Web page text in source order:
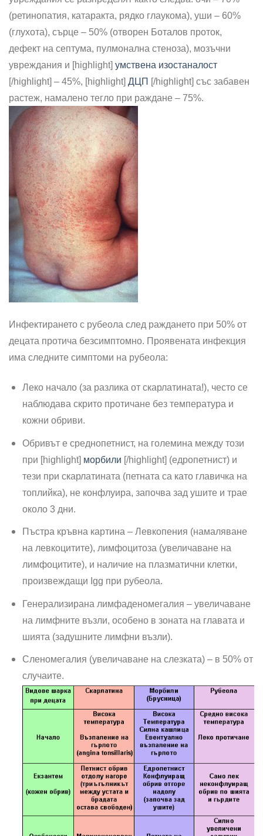
(ретинопатия, катаракта, рядко глаукома), уши – 60%
(глухота), сърце – 50% (отворен Боталов проток,
дефект на септума, пулмонална стеноза), мозъчни
увреждания и [highlight] умствена изостаналост
[/highlight] – 45%, [highlight] ДЦП [/highlight] със забавен
растеж, намалено тегло при раждане – 75%.
Инфектирането с рубеола след раждането при 50% от
децата протича безсимптомно. Проявената инфекция
има следните симптоми на рубеола:
Леко начало (за разлика от скарлатината!), често се
наблюдава скрито протичане без температура и
кожни обриви.
Обривът е среднопетнист, на големина между този
при [highlight] морбили [/highlight] (едропетнист) и
тези при скарлатината (петната са като главичка на
топлийка), не конфлуира, започва зад ушите и трае
около 3 дни.
Пъстра кръвна картина – Левкопения (намаляване
на левкоцитите), лимфоцитоза (увеличаване на
лимфоцитите), и наличие на плазматични клетки,
произвеждащи Igg при рубеола.
Генерализирана лимфаденомегалия – увеличаване
на лимфните възли, особено в зоната на главата и
шията (задушните лимфни възли).
Сленомегалия (увеличаване на слезката) – в 50% от
случаите.